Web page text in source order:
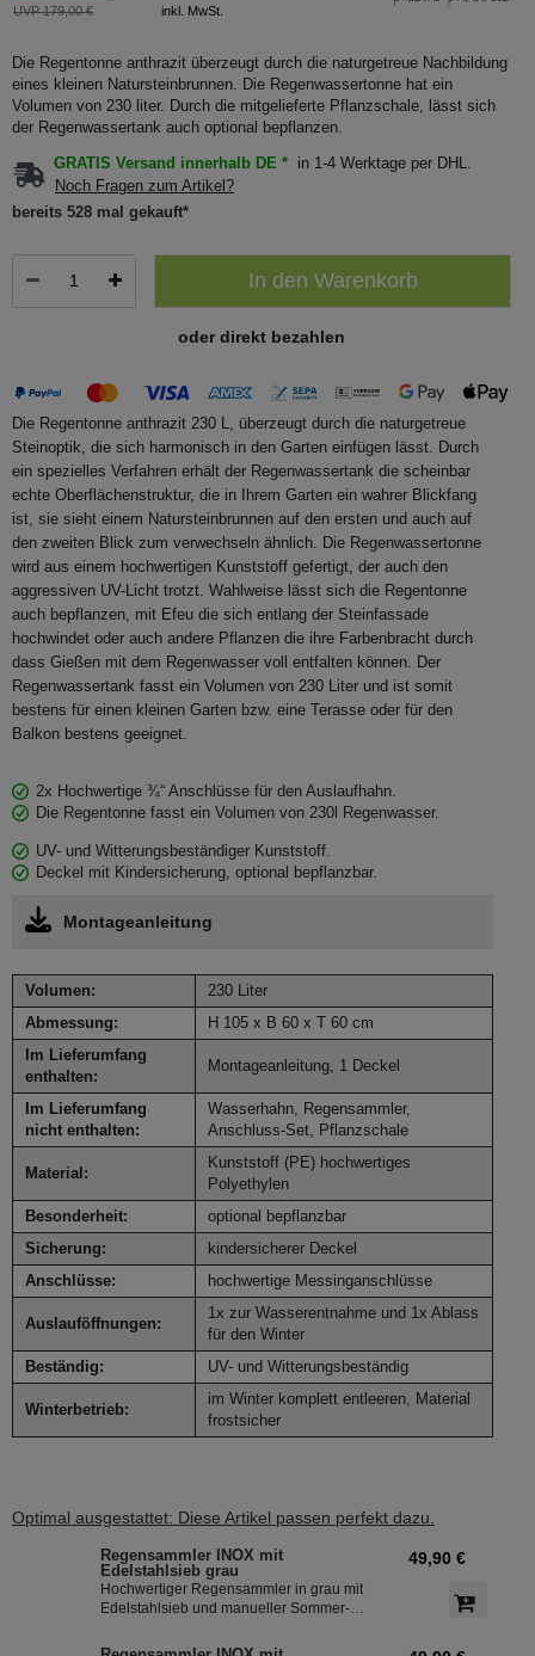
UVP 179,00 € inkl. MwSt.
Die Regentonne anthrazit überzeugt durch die naturgetreue Nachbildung
eines kleinen Natursteinbrunnen. Die Regenwassertonne hat ein
Volumen von 230 liter. Durch die mitgelieferte Pflanzschale, lässt sich
der Regenwassertank auch optional bepflanzen.
GRATIS Versand innerhalb DE *
in 1-4 Werktage per DHL.
Noch Fragen zum Artikel?
bereits 528 mal gekauft*
In den Warenkorb
oder direkt bezahlen
Die Regentonne anthrazit 230 L, überzeugt durch die naturgetreue
Steinoptik, die sich harmonisch in den Garten einfügen lässt. Durch
ein spezielles Verfahren erhält der Regenwassertank die scheinbar
echte Oberflächenstruktur, die in Ihrem Garten ein wahrer Blickfang
ist, sie sieht einem Natursteinbrunnen auf den ersten und auch auf
den zweiten Blick zum verwechseln ähnlich. Die Regenwassertonne
wird aus einem hochwertigen Kunststoff gefertigt, der auch den
aggressiven UV-Licht trotzt. Wahlweise lässt sich die Regentonne
auch bepflanzen, mit Efeu die sich entlang der Steinfassade
hochwindet oder auch andere Pflanzen die ihre Farbenbracht durch
dass Gießen mit dem Regenwasser voll entfalten können. Der
Regenwassertank fasst ein Volumen von 230 Liter und ist somit
bestens für einen kleinen Garten bzw. eine Terasse oder für den
Balkon bestens geeignet.
2x Hochwertige ¾“ Anschlüsse für den Auslaufhahn.
Die Regentonne fasst ein Volumen von 230l Regenwasser.
UV- und Witterungsbeständiger Kunststoff.
Deckel mit Kindersicherung, optional bepflanzbar.
Montageanleitung
Volumen:
230 Liter
Abmessung:
H 105 x B 60 x T 60 cm
Im Lieferumfang
enthalten:
Montageanleitung, 1 Deckel
Im Lieferumfang
nicht enthalten:
Wasserhahn, Regensammler,
Anschluss-Set, Pflanzschale
Material:
Kunststoff (PE) hochwertiges
Polyethylen
Besonderheit:
optional bepflanzbar
Sicherung:
kindersicherer Deckel
Anschlüsse:
hochwertige Messinganschlüsse
Auslauföffnungen:
1x zur Wasserentnahme und 1x Ablass
für den Winter
Beständig:
UV- und Witterungsbeständig
Winterbetrieb:
im Winter komplett entleeren, Material
frostsicher
Optimal ausgestattet: Diese Artikel passen perfekt dazu.
Regensammler INOX mit
Edelstahlsieb grau
Hochwertiger Regensammler in grau mit
Edelstahlsieb und manueller Sommer-
INOX verfügt über einen integriertem
49,90 €